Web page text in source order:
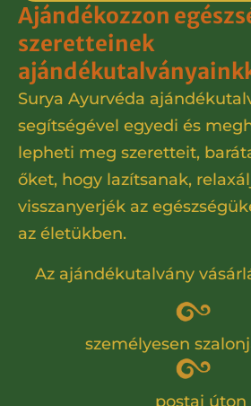
Ajándékozzon
szeretteinek
Surya Ayurvéda
segítségével egyedi és
lepheti meg szeretteit,
őket, hogy lazítsanak,
visszanyerjék az
az életükben.
Az ajándékutalvány
személyesen
postai úton